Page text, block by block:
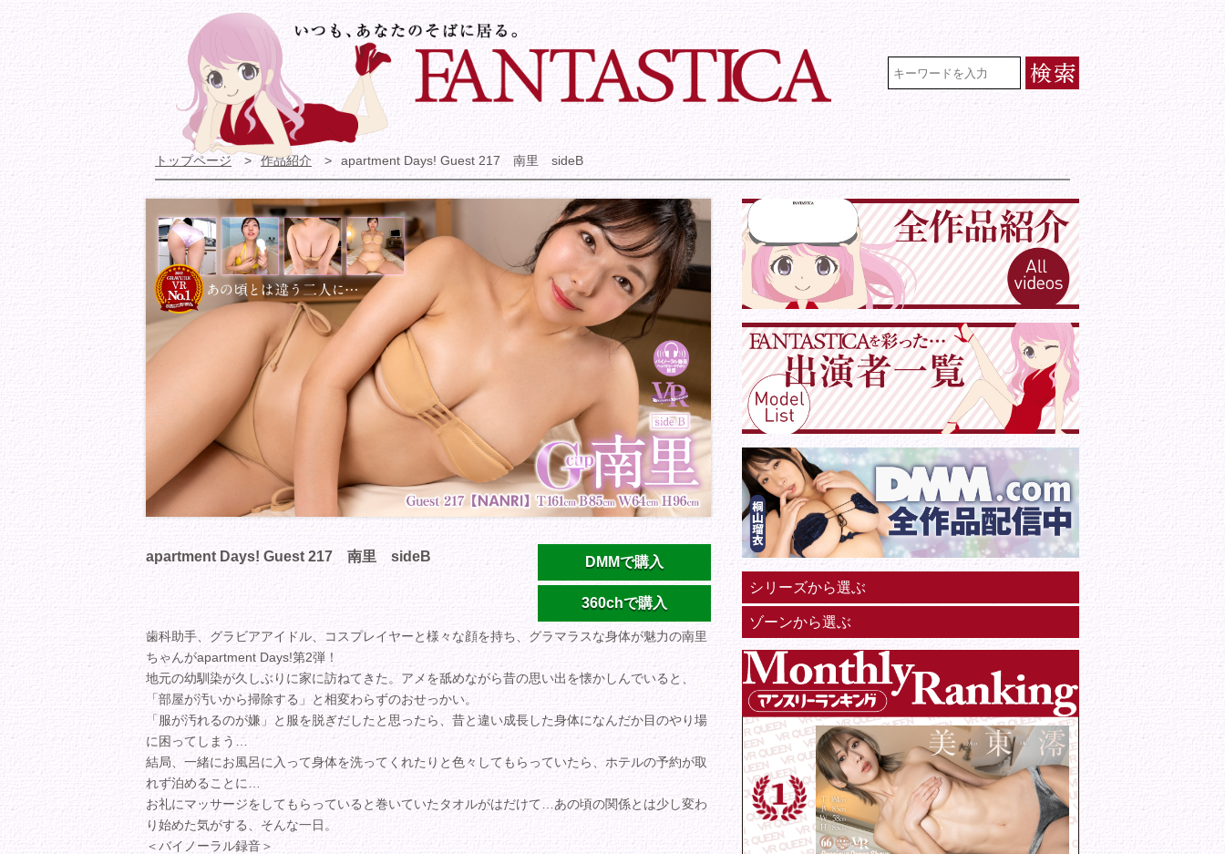
VR専門★アイドル・モデル・グ
トップページ 作品紹介 apartment Days! Guest 217 南里 sideB
apartment Days! Guest 217 南里 sideB DMMで購入
360chで購入
歯科助手、グラビアアイドル、コスプレイヤーと様々な顔を持ち、グラマラスな身体が魅力の南里
ちゃんがapartment Days!第2弾！
地元の幼馴染が久しぶりに家に訪ねてきた。アメを舐めながら昔の思い出を懐かしんでいると、
「部屋が汚いから掃除する」と相変わらずのおせっかい。
「服が汚れるのが嫌」と服を脱ぎだしたと思ったら、昔と違い成長した身体になんだか目のやり場
に困ってしまう…
結局、一緒にお風呂に入って身体を洗ってくれたりと色々してもらっていたら、ホテルの予約が取
れず泊めることに…
お礼にマッサージをしてもらっていると巻いていたタオルがはだけて…あの頃の関係とは少し変わ
り始めた気がする、そんな一日。
＜バイノーラル録音＞
シリーズから選ぶ
ゾーンから選ぶ